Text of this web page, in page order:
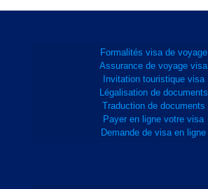
Formalités visa de voyage
Assurance de voyage visa
Invitation touristique visa
Légalisation de documents
Traduction de documents
Payer en ligne votre visa
Demande de visa en ligne